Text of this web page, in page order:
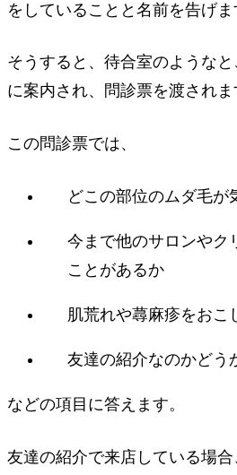
をしていることと名前を告げま
そうすると、待合室のような
に案内され、問診票を渡されま
この問診票では、
どこの部位のムダ毛が
今まで他のサロンやク
ことがあるか
肌荒れや蕁麻疹をおこ
友達の紹介なのかどう
などの項目に答えます。
友達の紹介で来店している場